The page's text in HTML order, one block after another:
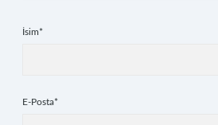
İsim*
E-Posta*